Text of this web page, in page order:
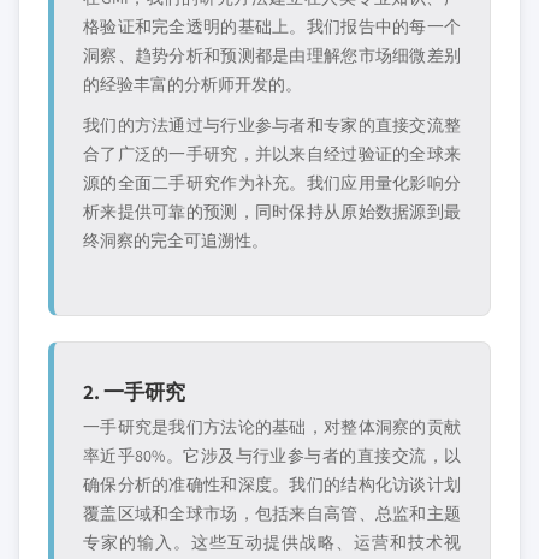
格验证和完全透明的基础上。我们报告中的每一个
洞察、趋势分析和预测都是由理解您市场细微差别
的经验丰富的分析师开发的。
我们的方法通过与行业参与者和专家的直接交流整
合了广泛的一手研究，并以来自经过验证的全球来
源的全面二手研究作为补充。我们应用量化影响分
析来提供可靠的预测，同时保持从原始数据源到最
终洞察的完全可追溯性。
2. 一手研究
一手研究是我们方法论的基础，对整体洞察的贡献
率近乎80%。它涉及与行业参与者的直接交流，以
确保分析的准确性和深度。我们的结构化访谈计划
覆盖区域和全球市场，包括来自高管、总监和主题
专家的输入。这些互动提供战略、运营和技术视